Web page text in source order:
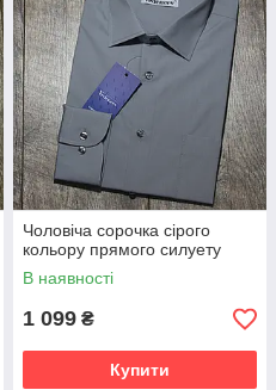
Чоловіча сорочка сірого
кольору прямого силуету
В наявності
1 099 ₴
Купити